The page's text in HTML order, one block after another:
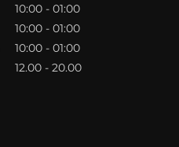
10:00 - 01:00
10:00 - 01:00
10:00 - 01:00
12.00 - 20.00